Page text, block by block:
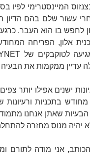
המיינסטרימי לפיו
עשור שלם בהם הדיון
אלון, הפריחה
ממקמות את הבעיה
ישנים אפילו יותר
בתכניות ורעיונות
שאתן אנחנו
יהיה מנוס מחזרה
אני מודה לתורם